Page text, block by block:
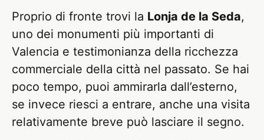
Proprio di fronte trovi la Lonja de la Seda,
uno dei monumenti più importanti di
Valencia e testimonianza della ricchezza
commerciale della città nel passato. Se hai
poco tempo, puoi ammirarla dall’esterno,
se invece riesci a entrare, anche una visita
relativamente breve può lasciare il segno.